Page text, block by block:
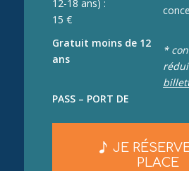
12-18 ans) :
15 €
Gratuit moins de 12
ans
PASS – PORT DE
*
JE
PLACE